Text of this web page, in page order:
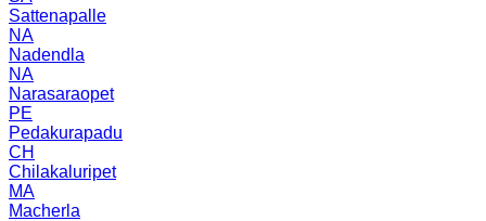
Sattenapalle
NA
Nadendla
NA
Narasaraopet
PE
Pedakurapadu
CH
Chilakaluripet
MA
Macherla